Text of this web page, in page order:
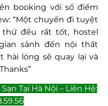
booking với số điểm
“Một chuyến đi tuyệt
đều rất tốt, hostel
sảnh đến nội thất
hài lòng sẽ quay lại và
Tại Hà Nội – Liên Hệ: